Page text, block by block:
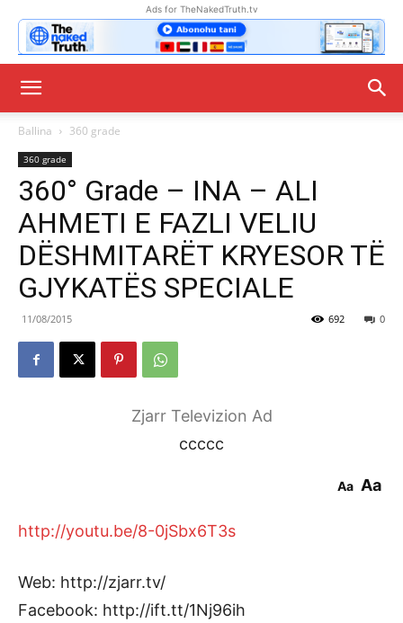
Ads for TheNakedTruth.tv
Ballina 360 grade
360 grade
360° Grade – INA – ALI
AHMETI E FAZLI VELIU
DËSHMITARËT KRYESOR TË
GJYKATËS SPECIALE
11/08/2015 0
692
Zjarr Televizion Ad
ccccc
Aa Aa
http://youtu.be/8-0jSbx6T3s
Web: http://zjarr.tv/
Facebook: http://ift.tt/1Nj96ih